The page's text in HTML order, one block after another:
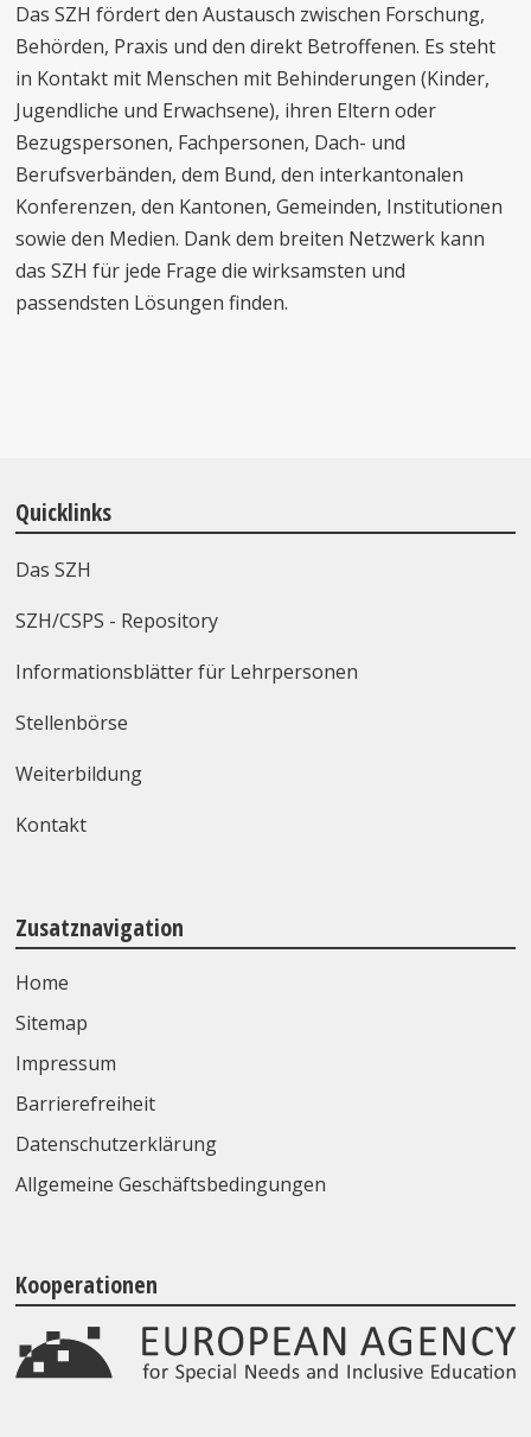
Das SZH fördert den Austausch zwischen Forschung,
Behörden, Praxis und den direkt Betroffenen. Es steht
in Kontakt mit Menschen mit Behinderungen (Kinder,
Jugendliche und Erwachsene), ihren Eltern oder
Bezugspersonen, Fachpersonen, Dach- und
Berufsverbänden, dem Bund, den interkantonalen
Konferenzen, den Kantonen, Gemeinden, Institutionen
sowie den Medien. Dank dem breiten Netzwerk kann
das SZH für jede Frage die wirksamsten und
passendsten Lösungen finden.
Quicklinks
Das SZH
SZH/CSPS - Repository
Informationsblätter für Lehrpersonen
Stellenbörse
Weiterbildung
Kontakt
Zusatznavigation
Home
Sitemap
Impressum
Barrierefreiheit
Datenschutzerklärung
Allgemeine Geschäftsbedingungen
Kooperationen